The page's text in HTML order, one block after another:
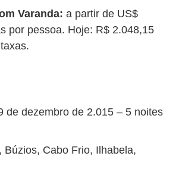
Varanda: a partir de US$
por pessoa. Hoje: R$ 2.048,15
de dezembro de 2.015 – 5 noites
Búzios, Cabo Frio, Ilhabela,